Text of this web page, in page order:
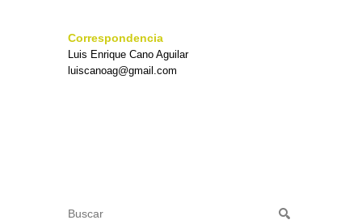
Correspondencia
Luis Enrique Cano Aguilar
luiscanoag@gmail.com